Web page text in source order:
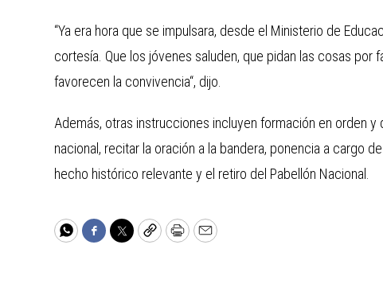
“Ya era hora que se impulsara, desde el Ministerio de
cortesía. Que los jóvenes saluden, que pidan las cosas
favorecen la convivencia“, dijo.
Además, otras instrucciones incluyen formación en orden
nacional, recitar la oración a la bandera, ponencia a cargo
hecho histórico relevante y el retiro del Pabellón Nacional.
WhatsApp
Facebook
TwitterCopyPrintEmail